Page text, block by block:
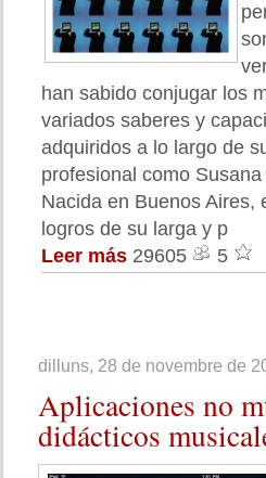
han sabido conjugar los
variados saberes y
adquiridos a lo largo de
profesional como
Nacida en Buenos Aires,
logros de su larga y p
Leer más 29605 5
dilluns, 28 de novembre de
Aplicaciones no
didácticos